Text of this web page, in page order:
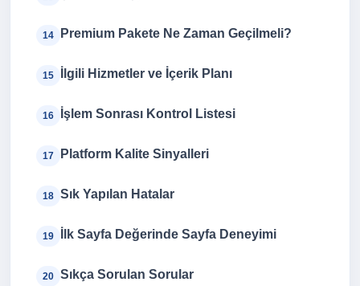
14 Premium Pakete Ne Zaman Geçilmeli?
15 İlgili Hizmetler ve İçerik Planı
16 İşlem Sonrası Kontrol Listesi
17 Platform Kalite Sinyalleri
18 Sık Yapılan Hatalar
19 İlk Sayfa Değerinde Sayfa Deneyimi
20 Sıkça Sorulan Sorular